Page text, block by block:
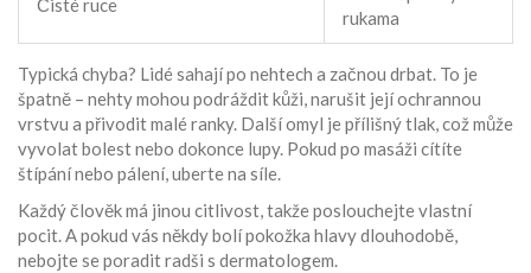
Čisté ruce
rukama
Typická chyba? Lidé sahají po nehtech a začnou drbat. To je
špatně – nehty mohou podráždit kůži, narušit její ochrannou
vrstvu a přivodit malé ranky. Další omyl je přílišný tlak, což může
vyvolat bolest nebo dokonce lupy. Pokud po masáži cítíte
štípání nebo pálení, uberte na síle.
Každý člověk má jinou citlivost, takže poslouchejte vlastní
pocit. A pokud vás někdy bolí pokožka hlavy dlouhodobě,
nebojte se poradit radši s dermatologem.